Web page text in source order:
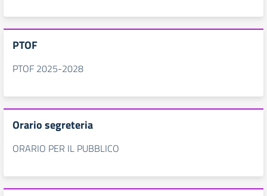
PTOF
PTOF 2025-2028
Orario segreteria
ORARIO PER IL PUBBLICO